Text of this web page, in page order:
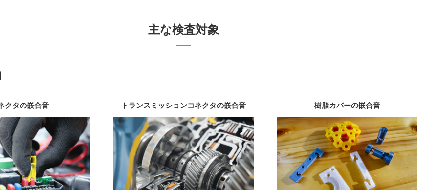
主な検査対象
クタの嵌合音 トランスミッションコネクタの嵌合音 樹脂カバーの嵌合音